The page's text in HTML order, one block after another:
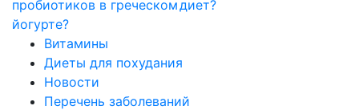
пробиотиков в греческом
йогурте?
диет?
Витамины
Диеты для похудания
Новости
Перечень заболеваний